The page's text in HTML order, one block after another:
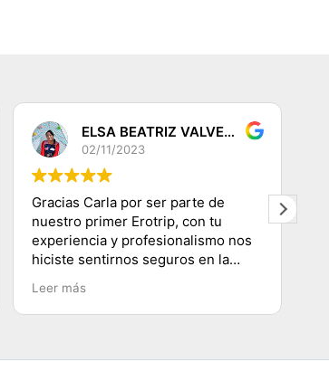
ELSA BEATRIZ VALVERDE DEZA
02/11/2023
Gracias Carla por ser parte de
nuestro primer Erotrip, con tu
experiencia y profesionalismo nos
hiciste sentirnos seguros en la
ciudad Luz, conociendo lugares
emblemáticos, subir a la Torre
Eiffel, recorriendo el Río
Leer más